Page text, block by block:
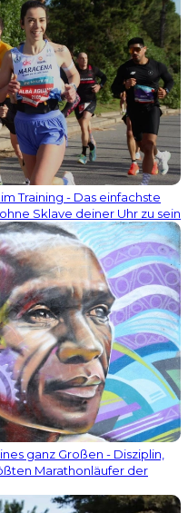
Training - Das einfachste
Sklave deiner Uhr zu sein
ganz Großen - Disziplin,
Marathonläufer der